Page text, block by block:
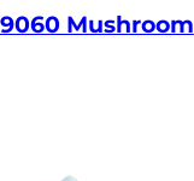
Mushroom